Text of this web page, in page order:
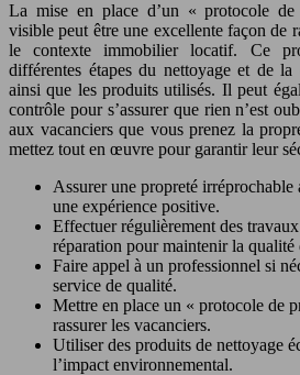
La mise en place d’un « protocole de
visible peut être une excellente façon de
le contexte immobilier locatif. Ce
différentes étapes du nettoyage et de
ainsi que les produits utilisés. Il peut
contrôle pour s’assurer que rien n’est
aux vacanciers que vous prenez la
mettez tout en œuvre pour garantir leur
Assurer une propreté
une expérience positive.
Effectuer régulièrement des
réparation pour maintenir la qualité
Faire appel à un professionnel si
service de qualité.
Mettre en place un « protocole de
rassurer les vacanciers.
Utiliser des produits de nettoyage
l’impact environnemental.